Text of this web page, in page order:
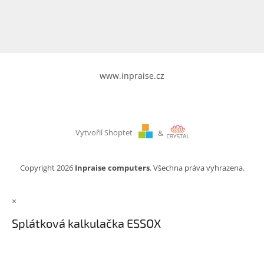
www.inpraise.cz
Vytvořil Shoptet &
Copyright 2026 Inpraise computers. Všechna práva vyhrazena.
×
Splátková kalkulačka ESSOX